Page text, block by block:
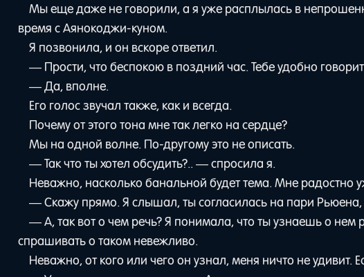
Мы еще даже не говорили, а я уже расплылась в
время с Аянокоджи-куном.
Я позвонила, и он вскоре ответил.
— Прости, что беспокою в поздний час. Тебе удобно
— Да, вполне.
Его голос звучал также, как и всегда.
Почему от этого тона мне так легко на сердце?
Мы на одной волне. По-другому это не описать.
— Так что ты хотел обсудить?.. — спросила я.
Неважно, насколько банальной будет тема. Мне радостно
— Скажу прямо. Я слышал, ты согласилась на пари Рьюена,
— А, так вот о чем речь? Я понимала, что ты узнаешь о нем
спрашивать о таком невежливо.
Неважно, от кого или чего он узнал, меня ничто не удивит.